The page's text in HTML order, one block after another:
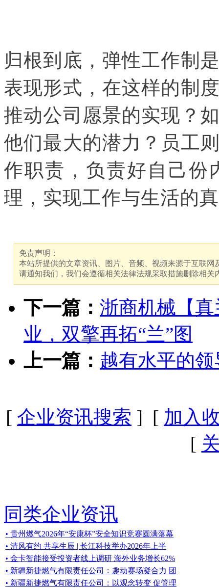
归根到底，弹性工作制
表现形式，在这样的制
推动公司愿景的实现？
他们最大的潜力？员工
作职责，负责好自己份
理，实现工作与生活的
免责声明：
本站所提供的文章资讯、图片、音频、视频来源于互联
请通知我们，我们会遵循相关法律法规采取措施删除相关
下一篇： 浙商机械【
业，双擎再拓“兰”图
上一篇： 越有水平的
[ 企业资讯搜索 ] [ 加入
[
同类企业资讯
• 贵州燃气2026年“安康杯”安全知识竞赛圆满落幕
• 清风有约 共享生辰 | 长江科技举办2026年上半
• 金卡智能接受投资者线上调研 海外业务增长62%
• 新疆新捷燃气有限责任公司：趣动赛场凝合力 团
• 新疆新捷燃气有限责任公司：以观念转变 促管理